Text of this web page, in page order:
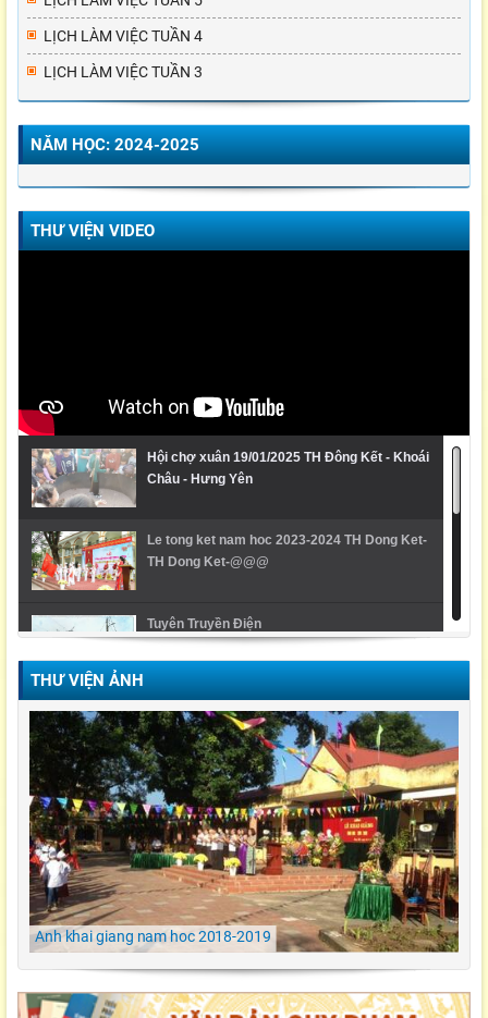
LỊCH LÀM VIỆC TUẦN 4
LỊCH LÀM VIỆC TUẦN 3
NĂM HỌC: 2024-2025
THƯ VIỆN VIDEO
Hội chợ xuân 19/01/2025 TH Đông Kết - Khoái
Châu - Hưng Yên
Le tong ket nam hoc 2023-2024 TH Dong Ket-
TH Dong Ket-@@@
Tuyên Truyền Điện
Video Lễ trao giải cuộc thi Violympic Quốc gia
Ngày hội ẩm thực/ TH Đông kết/ Khoái Châu/
Hưng Yên
LỄ KHAI GIẢNG NĂM HỌC 2021-2022 Tiểu
Học Đông Kết
THƯ VIỆN ẢNH
Anh khai giang nam hoc 2018-2019